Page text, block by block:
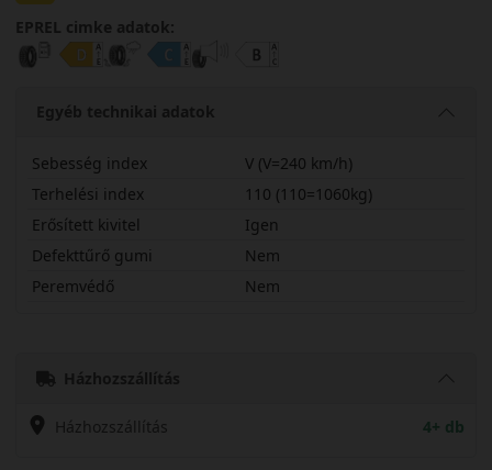
EPREL cimke adatok:
Egyéb technikai adatok
Sebesség index
V (V=240 km/h)
Terhelési index
110 (110=1060kg)
Erősített kivitel
Igen
Defekttűrő gumi
Nem
Peremvédő
Nem
Házhozszállítás
Házhozszállítás 4+ db